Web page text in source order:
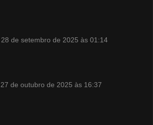
28 de setembro de 2025 às 01:14
27 de outubro de 2025 às 16:37